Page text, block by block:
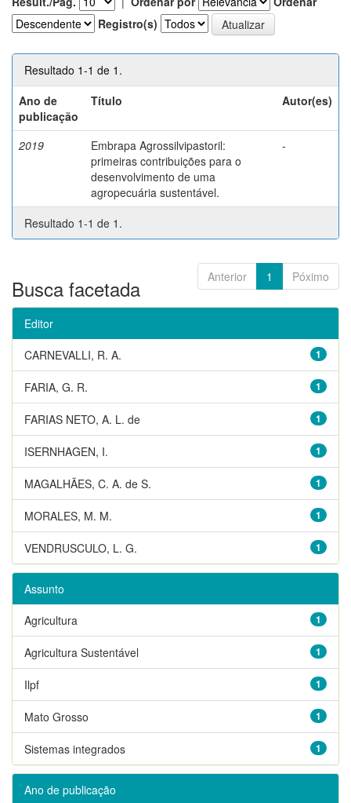
Registro(s)
Resultado 1-1 de 1.
Ano de
publicação
Título Autor(es)
2019
Embrapa Agrossilvipastoril:
primeiras contribuições para o
desenvolvimento de uma
agropecuária sustentável.
-
Resultado 1-1 de 1.
Anterior 1 Póximo
Busca facetada
Editor
1
CARNEVALLI, R. A.
1
FARIA, G. R.
1
FARIAS NETO, A. L. de
1
ISERNHAGEN, I.
1
MAGALHÃES, C. A. de S.
1
MORALES, M. M.
1
VENDRUSCULO, L. G.
Assunto
1
Agricultura
1
Agricultura Sustentável
1
Ilpf
1
Mato Grosso
1
Sistemas integrados
Ano de publicação